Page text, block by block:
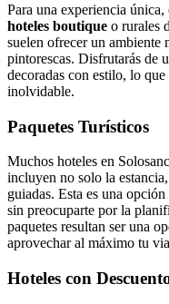
Para una experiencia
hoteles boutique o rurales
suelen ofrecer un ambiente
pintorescas. Disfrutarás de
decoradas con estilo, lo
inolvidable.
Paquetes Turísticos
Muchos hoteles en
incluyen no solo la
guiadas. Esta es una
sin preocuparte por la
paquetes resultan ser una
aprovechar al máximo tu
Hoteles con